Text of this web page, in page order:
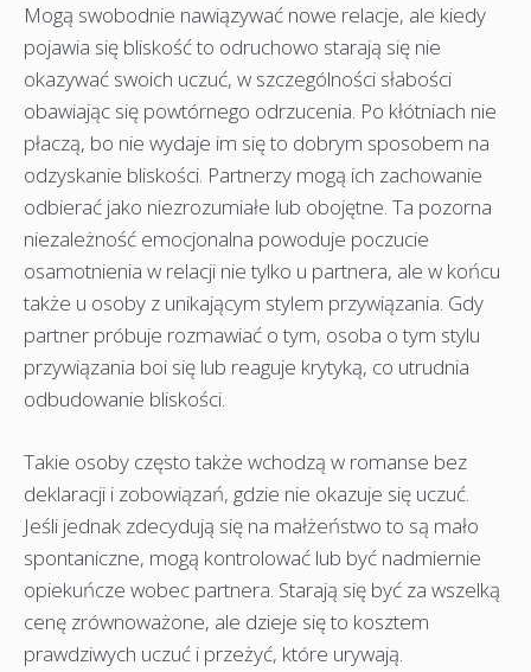
Mogą swobodnie nawiązywać nowe relacje, ale kiedy
pojawia się bliskość to odruchowo starają się nie
okazywać swoich uczuć, w szczególności słabości
obawiając się powtórnego odrzucenia. Po kłótniach nie
płaczą, bo nie wydaje im się to dobrym sposobem na
odzyskanie bliskości. Partnerzy mogą ich zachowanie
odbierać jako niezrozumiałe lub obojętne. Ta pozorna
niezależność emocjonalna powoduje poczucie
osamotnienia w relacji nie tylko u partnera, ale w końcu
także u osoby z unikającym stylem przywiązania. Gdy
partner próbuje rozmawiać o tym, osoba o tym stylu
przywiązania boi się lub reaguje krytyką, co utrudnia
odbudowanie bliskości.
Takie osoby często także wchodzą w romanse bez
deklaracji i zobowiązań, gdzie nie okazuje się uczuć.
Jeśli jednak zdecydują się na małżeństwo to są mało
spontaniczne, mogą kontrolować lub być nadmiernie
opiekuńcze wobec partnera. Starają się być za wszelką
cenę zrównoważone, ale dzieje się to kosztem
prawdziwych uczuć i przeżyć, które urywają.